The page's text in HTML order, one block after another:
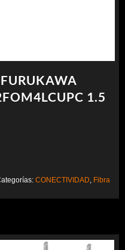
1.5
CONECTIVIDAD, Fibra